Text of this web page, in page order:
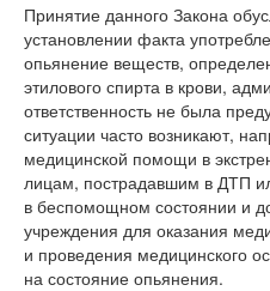
Принятие данного Закона
установлении факта
опьянение веществ,
этилового спирта в крови,
ответственность не была
ситуации часто возникают,
медицинской помощи в
лицам, пострадавшим в ДТП
в беспомощном состоянии и
учреждения для оказания
и проведения медицинского
на состояние опьянения.